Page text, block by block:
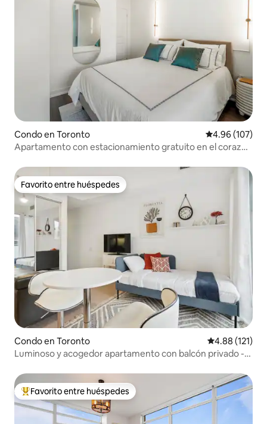
Condo en Toronto Calificación
4.96 (107)
Apartamento con estacionamiento gratuito en el corazón
Favorito entre huéspedes
Favorito entre huéspedes
Condo en Toronto Calificación
4.88 (121)
Luminoso y acogedor apartamento con balcón privado -
Favorito entre huéspedes preferido
Favorito entre huéspedes